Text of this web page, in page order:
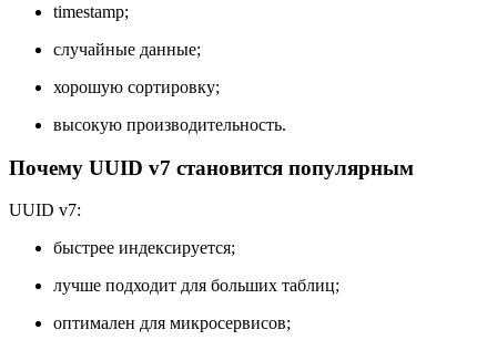
timestamp;
случайные данные;
хорошую сортировку;
высокую производительность.
Почему UUID v7 становится популярным
UUID v7:
быстрее индексируется;
лучше подходит для больших таблиц;
оптимален для микросервисов;